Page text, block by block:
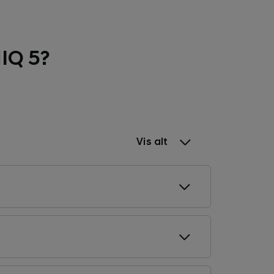
5?
Vis alt